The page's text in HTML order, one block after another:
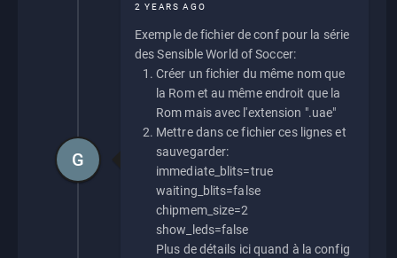
2 YEARS AGO
Exemple de fichier de conf pour la série
des Sensible World of Soccer:
Créer un fichier du même nom que
la Rom et au même endroit que la
Rom mais avec l'extension ".uae"
Mettre dans ce fichier ces lignes et
sauvegarder:
immediate_blits=true
waiting_blits=false
chipmem_size=2
show_leds=false
Plus de détails ici quand à la config
G